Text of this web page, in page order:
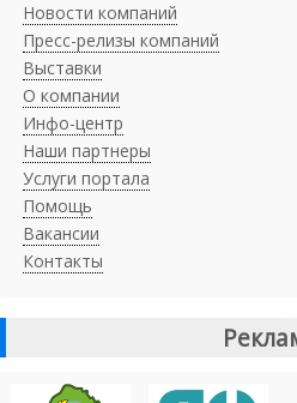
Новости компаний
Пресс-релизы компаний
Выставки
О компании
Инфо-центр
Наши партнеры
Услуги портала
Помощь
Вакансии
Контакты